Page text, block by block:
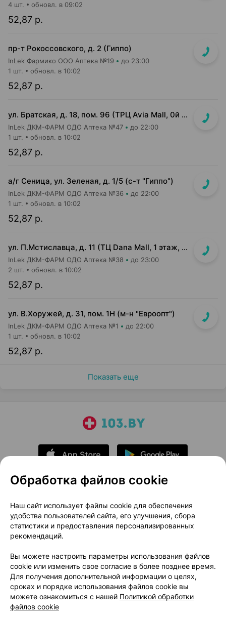
52,87 р.
4 шт. обновл. в 09:02
пр-т Рокоссовского, д. 2 (Гиппо)
InLek Фармико ООО Аптека №19 до 23:00
52,87 р.
1 шт. обновл. в 10:02
ул. Братская, д. 18, пом. 96 (ТРЦ Avia Mall, 0й этаж рядом с гипермаркетом Green)
InLek ДКМ-ФАРМ ОДО Аптека №47 до 22:00
52,87 р.
1 шт. обновл. в 10:02
а/г Сеница, ул. Зеленая, д. 1/5 (с-т "Гиппо")
InLek ДКМ-ФАРМ ОДО Аптека №36 до 22:00
52,87 р.
1 шт. обновл. в 10:02
ул. П.Мстиславца, д. 11 (ТЦ Dana Mall, 1 этаж, вход напротив инфоцентра м-на Green)
InLek ДКМ-ФАРМ ОДО Аптека №38 до 23:00
52,87 р.
2 шт. обновл. в 10:02
ул. В.Хоружей, д. 31, пом. 1Н (м-н "Евроопт")
InLek ДКМ-ФАРМ ОДО Аптека №1 до 22:00
52,87 р.
1 шт. обновл. в 10:02
Показать еще
О проекте
Новости проекта
Размещение рекламы
Медицинский маркетинг
Публичный договор
Доставка
Способы оплаты
Вакансии
Партнеры
Написать руководителю 103.by
Написать в поддержку
Персональные настройки Cookie
Обработка файлов cookie
Наш сайт использует файлы cookie для обеспечения
удобства пользователей сайта, его улучшения, сбора
статистики и предоставления персонализированных
рекомендаций.
Вы можете настроить параметры использования файлов
cookie или изменить свое согласие в более позднее время.
Для получения дополнительной информации о целях,
сроках и порядке использования файлов cookie вы
можете ознакомиться с нашей Политикой обработки
файлов cookie